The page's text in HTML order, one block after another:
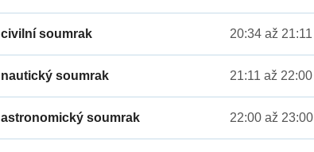
civilní soumrak 20:34 až 21:11
nautický soumrak 21:11 až 22:00
astronomický soumrak 22:00 až 23:00